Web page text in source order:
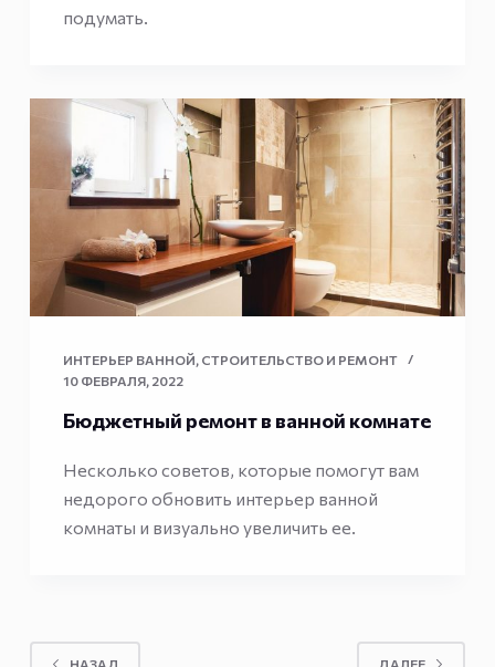
подумать.
ИНТЕРЬЕР ВАННОЙ, СТРОИТЕЛЬСТВО И РЕМОНТ
10 ФЕВРАЛЯ, 2022
Бюджетный ремонт в ванной комнате
Несколько советов, которые помогут вам
недорого обновить интерьер ванной
комнаты и визуально увеличить ее.
НАЗАД ДАЛЕЕ